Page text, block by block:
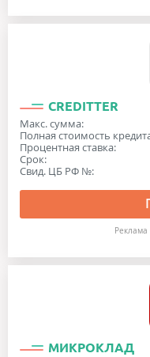
CREDITTER
Макс. сумма:
Полная стоимость
Процентная ставка:
Срок:
Свид. ЦБ РФ №:
МИКРОКЛАД